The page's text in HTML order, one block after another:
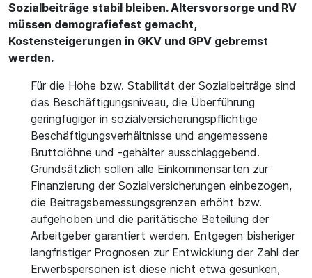
Sozialbeiträge stabil bleiben. Altersvorsorge und RV
müssen demografiefest gemacht,
Kostensteigerungen in GKV und GPV gebremst
werden.
Für die Höhe bzw. Stabilität der Sozialbeiträge sind
das Beschäftigungsniveau, die Überführung
geringfügiger in sozialversicherungspflichtige
Beschäftigungsverhältnisse und angemessene
Bruttolöhne und -gehälter ausschlaggebend.
Grundsätzlich sollen alle Einkommensarten zur
Finanzierung der Sozialversicherungen einbezogen,
die Beitragsbemessungsgrenzen erhöht bzw.
aufgehoben und die paritätische Beteilung der
Arbeitgeber garantiert werden. Entgegen bisheriger
langfristiger Prognosen zur Entwicklung der Zahl der
Erwerbspersonen ist diese nicht etwa gesunken,